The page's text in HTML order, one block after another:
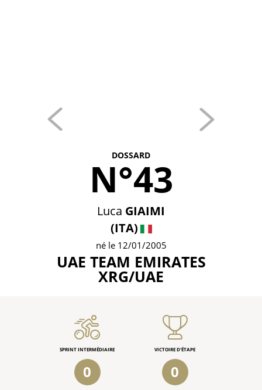
DOSSARD
N°43
Luca GIAIMI
(ITA)
né le 12/01/2005
UAE TEAM EMIRATES
XRG/UAE
SPRINT INTERMÉDIAIRE
0
VICTOIRE D'ÉTAPE
0